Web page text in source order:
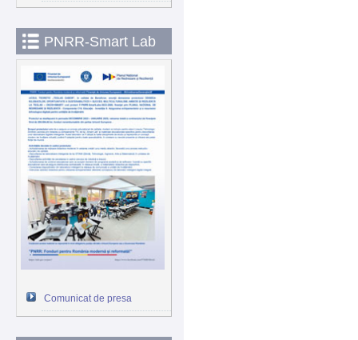
PNRR-Smart Lab
Comunicat de presa